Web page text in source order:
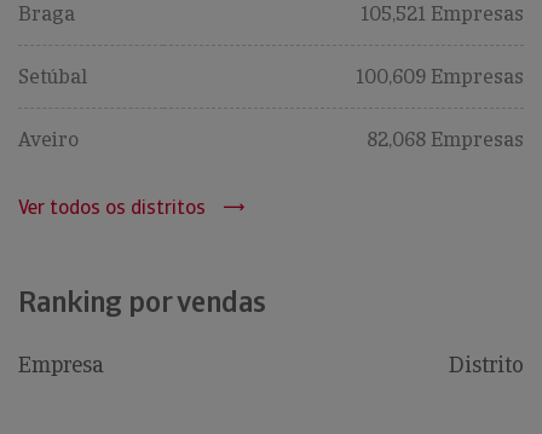
Braga 105,521 Empresas
Setúbal 100,609 Empresas
Aveiro 82,068 Empresas
Ver todos os distritos
Ranking por vendas
Empresa Distrito